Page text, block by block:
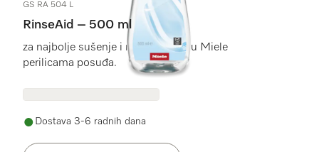
GS RA 504 L
RinseAid – 500 ml
za najbolje sušenje i nježnu njegu u Miele
perilicama posuđa.
Dostava 3-6 radnih dana